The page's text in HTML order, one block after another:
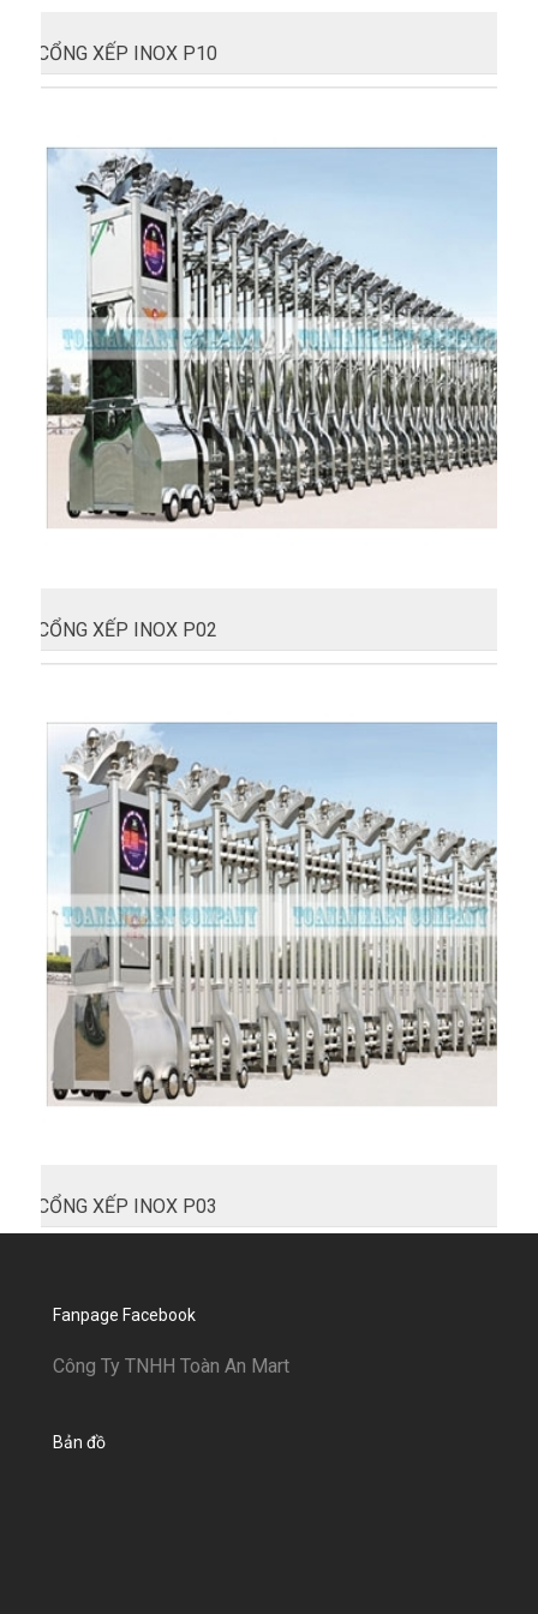
CỔNG XẾP INOX P10
CỔNG XẾP INOX P02
CỔNG XẾP INOX P03
Fanpage Facebook
Công Ty TNHH Toàn An Mart
Bản đồ